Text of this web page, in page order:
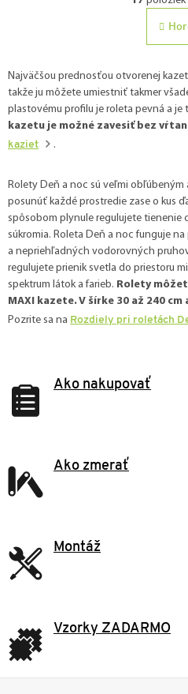
v
l
á
a
c
i
e
p
y
v
ý
p
i
s
u
r
á
n
o
v
a
n
Najväčšou prednosťou otvorenej
takže ju môžete umiestniť takmer
plastovému profilu je roleta pevná a je
kazetu je možné zavesiť bez
kaziet
.
Rolety Deň a noc sú veľmi obľúbeným
posunúť každé prostredie zase o kus
spôsobom plynule regulujete tienenie
súkromia. Roleta Deň a noc funguje
a nepriehľadných vodorovných
regulujete prienik svetla do priestoru
spektrum látok a farieb. Rolety
MAXI kazete. V šírke 30 až 240 cm
Pozrite sa na Rozdiely pri roletách
Ako nakupovať
Ako zmerať
Montáž
Vzorky ZADARMO